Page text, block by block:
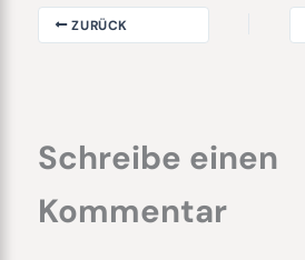
ZURÜCK
Schreibe einen
Kommentar